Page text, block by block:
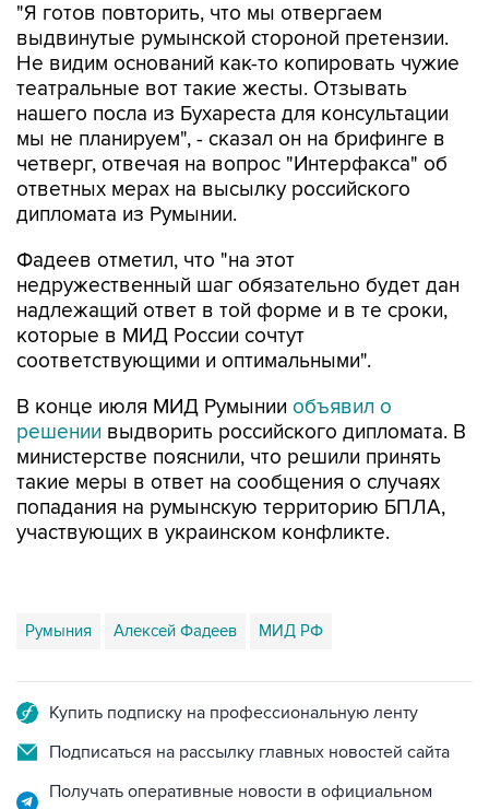
"Я готов повторить, что мы отвергаем
выдвинутые румынской стороной претензии.
Не видим оснований как-то копировать чужие
театральные вот такие жесты. Отзывать
нашего посла из Бухареста для консультации
мы не планируем", - сказал он на брифинге в
четверг, отвечая на вопрос "Интерфакса" об
ответных мерах на высылку российского
дипломата из Румынии.
Фадеев отметил, что "на этот
недружественный шаг обязательно будет дан
надлежащий ответ в той форме и в те сроки,
которые в МИД России сочтут
соответствующими и оптимальными".
В конце июля МИД Румынии объявил о
решении выдворить российского дипломата. В
министерстве пояснили, что решили принять
такие меры в ответ на сообщения о случаях
попадания на румынскую территорию БПЛА,
участвующих в украинском конфликте.
Румыния Алексей Фадеев МИД РФ
Купить подписку на профессиональную ленту
Подписаться на рассылку главных новостей сайта
Получать оперативные новости в официальном